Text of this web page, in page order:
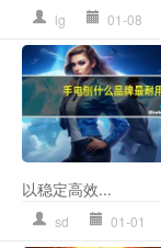
lg 01-08
以稳定高效...
sd 01-01